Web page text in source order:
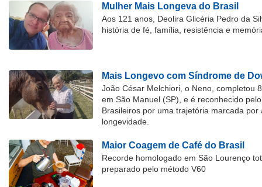
Mulher Mais Longeva do Brasil
Aos 121 anos, Deolira Glicéria Pedro da
história de fé, família, resistência e
Mais Longevo com Síndrome de
João César Melchiori, o Neno, completou
em São Manuel (SP), e é reconhecido
Brasileiros por uma trajetória marcada por
longevidade.
Maior Coagem de Café do Brasil
Recorde homologado em São Lourenço
preparado pelo método V60